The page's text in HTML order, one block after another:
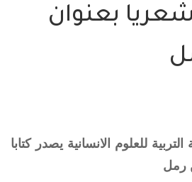
بعنوان
للعلوم الانسانية يصدر كتابا
رمل